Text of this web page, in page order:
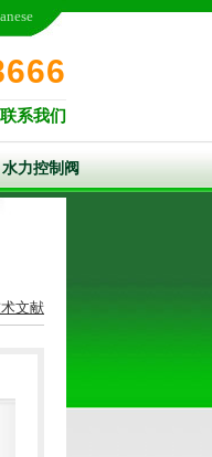
联系我们
水力控制阀
文献